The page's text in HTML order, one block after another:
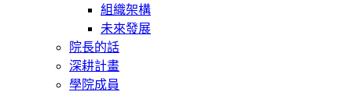
組織架構
未來發展
院長的話
深耕計畫
學院成員